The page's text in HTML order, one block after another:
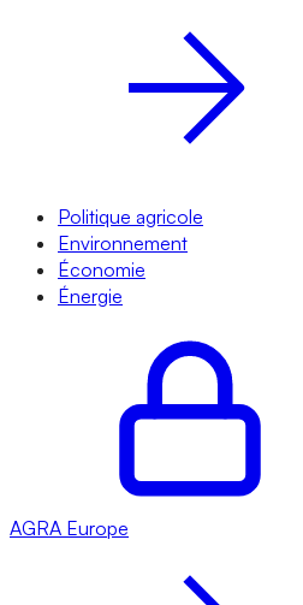
Politique agricole
Environnement
Économie
Énergie
AGRA Europe